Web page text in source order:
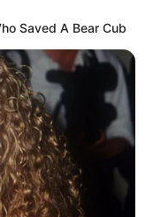
Saved A Bear Cub